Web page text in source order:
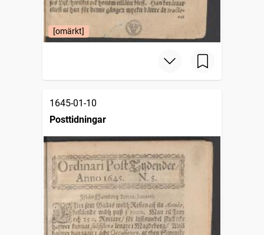
[omärkt]
1645-01-10
Posttidningar